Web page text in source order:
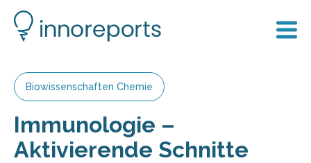
Biowissenschaften Chemie
Immunologie –
Aktivierende Schnitte